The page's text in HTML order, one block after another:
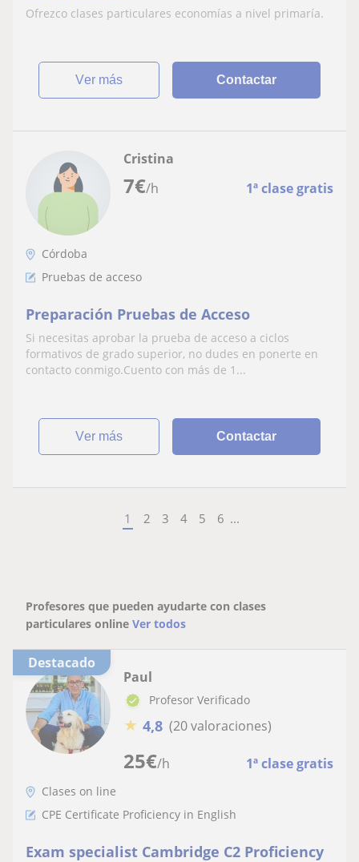
Ofrezco clases particulares economías a nivel primaría.
ver más Contactar
7€/h 1ª clase gratis
Cristina
Córdoba
Pruebas de acceso
Preparación Pruebas de Acceso
Si necesitas aprobar la prueba de acceso a ciclos
formativos de grado superior, no dudes en ponerte en
contacto conmigo.Cuento con más de 1...
ver más Contactar
1 2 3 4 5 6 ...
Profesores que pueden ayudarte con clases
particulares online Ver todos
Destacado
25€/h 1ª clase gratis
Paul
Profesor Verificado
★ 4,8 (20 valoraciones)
Clases on line
CPE Certificate Proficiency in English
Exam specialist Cambridge C2 Proficiency